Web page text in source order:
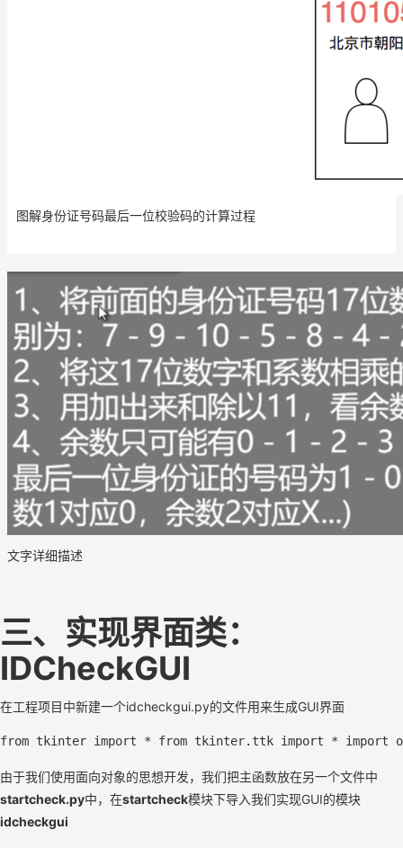
图解身份证号码最后一位校验码的计算过程
文字详细描述
三、实现界面类：
IDCheckGUI
在工程项目中新建一个idcheckgui.py的文件用来生成GUI界面
from tkinter import * from tkinter.ttk import * import
由于我们使用面向对象的思想开发，我们把主函数放在另一个文件中
startcheck.py中，在startcheck模块下导入我们实现GUI的模块
idcheckgui